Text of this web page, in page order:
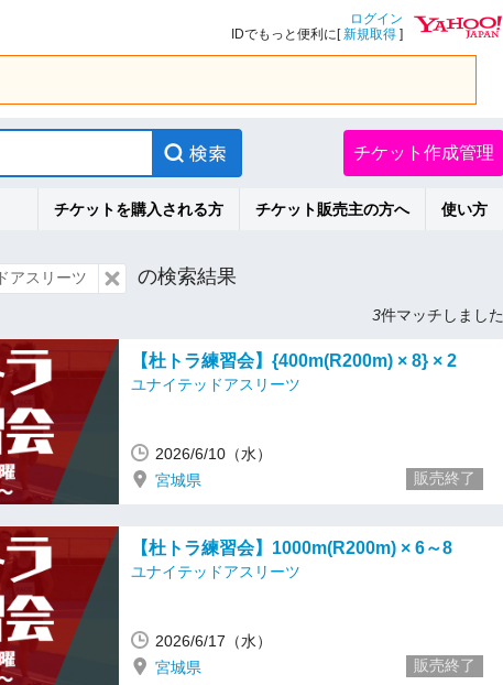
ログイン
IDでもっと便利に[新規取得 ]
チケット作成管理
チケットを購入される方 チケット販売主の方へ 使い方
アスリーツ の検索結果
3件マッチしました
【杜トラ練習会】{400m(R200m) × 8} × 2
ユナイテッドアスリーツ
2026/6/10（水）
宮城県
販売終了
【杜トラ練習会】1000m(R200m) × 6～8
ユナイテッドアスリーツ
2026/6/17（水）
宮城県
販売終了